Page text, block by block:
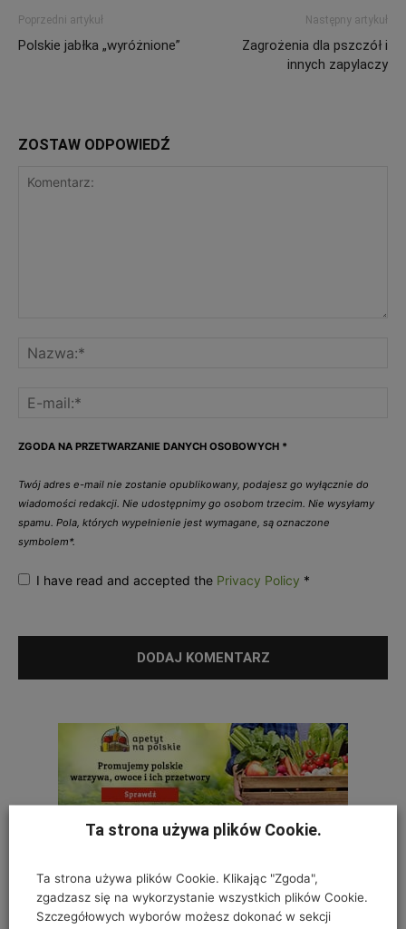
Poprzedni artykuł
Polskie jabłka „wyróżnione”
Następny artykuł
Zagrożenia dla pszczół i
innych zapylaczy
ZOSTAW ODPOWIEDŹ
ZGODA NA PRZETWARZANIE DANYCH OSOBOWYCH *
Twój adres e-mail nie zostanie opublikowany, podajesz go wyłącznie do
wiadomości redakcji. Nie udostępnimy go osobom trzecim. Nie wysyłamy
spamu. Pola, których wypełnienie jest wymagane, są oznaczone
symbolem*.
I have read and accepted the Privacy Policy *
Ta strona używa plików Cookie.
Ta strona używa plików Cookie. Klikając "Zgoda",
zgadzasz się na wykorzystanie wszystkich plików Cookie.
Szczegółowych wyborów możesz dokonać w sekcji